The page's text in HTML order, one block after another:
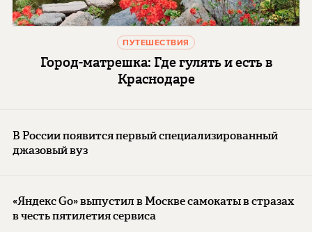
ПУТЕШЕСТВИЯ
Город-матрешка: Где гулять и есть в
Краснодаре
В России появится первый специализированный
джазовый вуз
«Яндекс Go» выпустил в Москве самокаты в стразах
в честь пятилетия сервиса